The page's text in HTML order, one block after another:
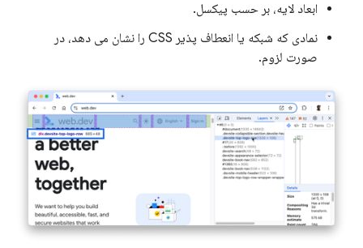
ابعاد لایه، بر حسب پیکسل.
نمادی که شبکه یا انعطاف پذیر CSS را نشان می دهد، در
صورت لزوم.